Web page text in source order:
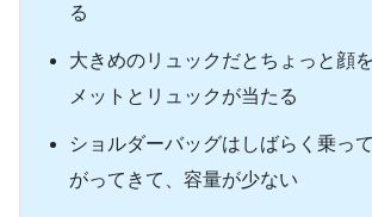
る
大きめのリュックだとちょっと顔
メットとリュックが当たる
ショルダーバッグはしばらく乗っ
がってきて、容量が少ない